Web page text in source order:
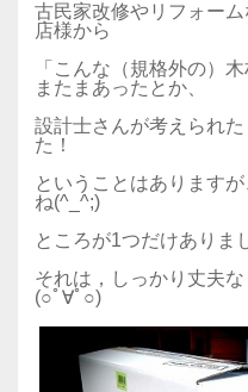
古民家改修やリフォー
店様から
「こんな（規格外の）
またまあったとか、
設計士さんが考えられ
た！
ということはあります
ね(^_^;)
ところが1つだけありま
それは，しっかり丈夫な
(○ﾟ∀ﾟ○)